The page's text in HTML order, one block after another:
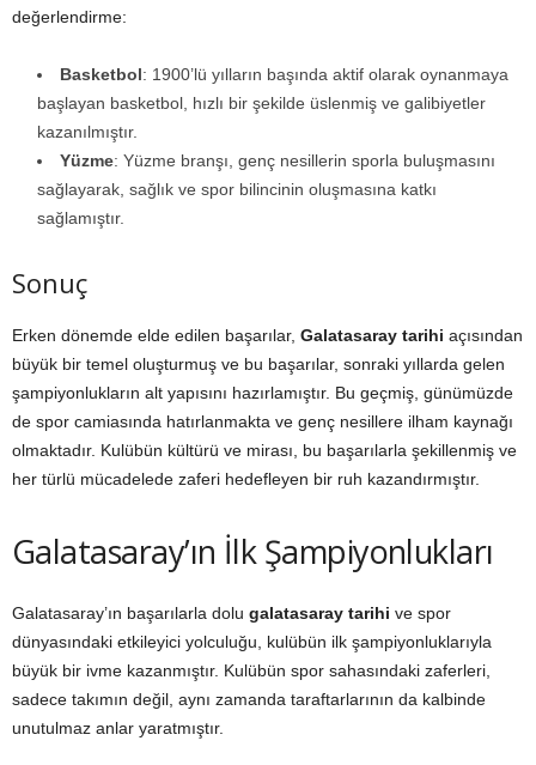
değerlendirme:
Basketbol: 1900’lü yılların başında aktif olarak oynanmaya
başlayan basketbol, hızlı bir şekilde üslenmiş ve galibiyetler
kazanılmıştır.
Yüzme: Yüzme branşı, genç nesillerin sporla buluşmasını
sağlayarak, sağlık ve spor bilincinin oluşmasına katkı
sağlamıştır.
Sonuç
Erken dönemde elde edilen başarılar, Galatasaray tarihi açısından
büyük bir temel oluşturmuş ve bu başarılar, sonraki yıllarda gelen
şampiyonlukların alt yapısını hazırlamıştır. Bu geçmiş, günümüzde
de spor camiasında hatırlanmakta ve genç nesillere ilham kaynağı
olmaktadır. Kulübün kültürü ve mirası, bu başarılarla şekillenmiş ve
her türlü mücadelede zaferi hedefleyen bir ruh kazandırmıştır.
Galatasaray’ın İlk Şampiyonlukları
Galatasaray’ın başarılarla dolu galatasaray tarihi ve spor
dünyasındaki etkileyici yolculuğu, kulübün ilk şampiyonluklarıyla
büyük bir ivme kazanmıştır. Kulübün spor sahasındaki zaferleri,
sadece takımın değil, aynı zamanda taraftarlarının da kalbinde
unutulmaz anlar yaratmıştır.